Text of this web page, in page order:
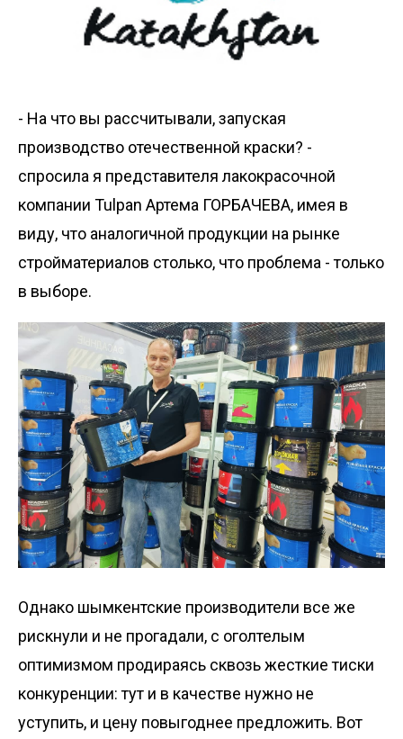
- На что вы рассчитывали, запуская
производство отечественной краски? -
спросила я представителя лакокрасочной
компании Tulpan Артема ГОРБАЧЕВА, имея в
виду, что аналогичной продукции на рынке
стройматериалов столько, что проблема - только
в выборе.
Однако шымкентские производители все же
рискнули и не прогадали, с оголтелым
оптимизмом продираясь сквозь жесткие тиски
конкуренции: тут и в качестве нужно не
уступить, и цену повыгоднее предложить. Вот